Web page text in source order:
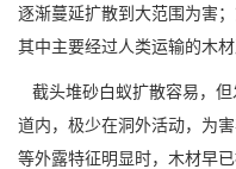
逐渐蔓延扩散到大范围为害
其中主要经过人类运输的木材
截头堆砂白蚁扩散容易，
道内，极少在洞外活动，为
等外露特征明显时，木材早